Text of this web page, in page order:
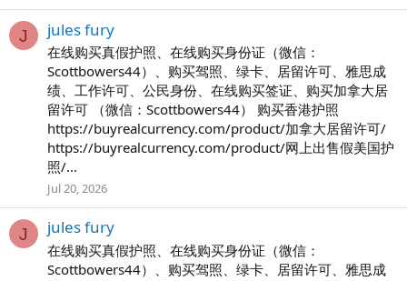
J jules fury
在线购买真假护照、在线购买身份证（微信：
Scottbowers44）、购买驾照、绿卡、居留许可、雅思成
绩、工作许可、公民身份、在线购买签证、购买加拿大居
留许可 （微信：Scottbowers44） 购买香港护照
https://buyrealcurrency.com/product/加拿大居留许可/
https://buyrealcurrency.com/product/网上出售假美国护
照/...
Jul 20, 2026
J jules fury
在线购买真假护照、在线购买身份证（微信：
Scottbowers44）、购买驾照、绿卡、居留许可、雅思成